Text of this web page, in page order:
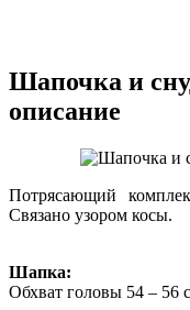
Шапочка и
описание
Потрясающий
Связано узором косы.
Шапка:
Обхват головы 54 – 56